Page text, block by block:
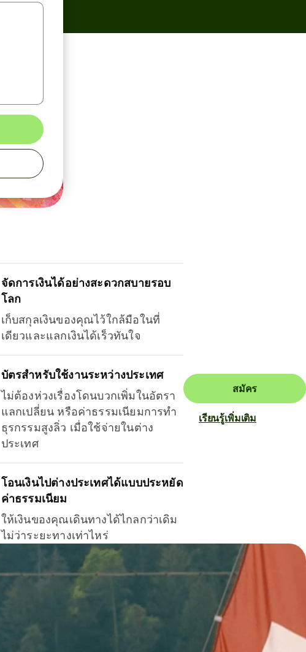
จัดการเงินได้อย่างสะดวกสบายรอบ
โลก
เก็บสกุลเงินของคุณไว้ใกล้มือในที่
เดียวและแลกเงินได้เร็วทันใจ
บัตรสำหรับใช้งานระหว่างประเทศ
ไม่ต้องห่วงเรื่องโดนบวกเพิ่มในอัตรา
แลกเปลี่ยน หรือค่าธรรมเนียมการทำ
ธุรกรรมสูงลิ่ว เมื่อใช้จ่ายในต่าง
ประเทศ
โอนเงินไปต่างประเทศได้แบบประหยัด
ค่าธรรมเนียม
ให้เงินของคุณเดินทางได้ไกลกว่าเดิม
ไม่ว่าระยะทางเท่าไหร่
สมัคร
เรียนรู้เพิ่มเติม